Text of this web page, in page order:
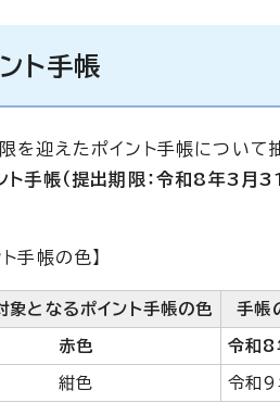
ト手帳
を迎えたポイント手帳について
ト手帳（提出期限：令和8年3
手帳の色】
象となるポイント手帳の色 手帳
赤色 令和8
紺色 令和9